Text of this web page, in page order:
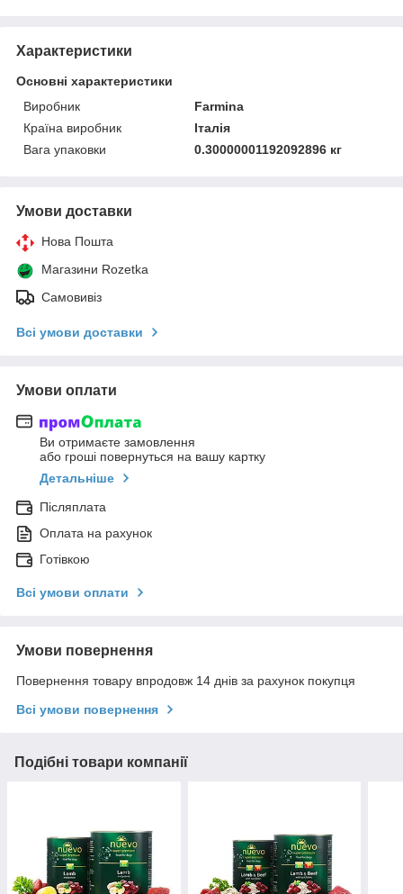
Характеристики
Основні характеристики
Виробник
Farmina
Країна виробник
Італія
Вага упаковки
0.30000001192092896 кг
Умови доставки
Нова Пошта
Магазини Rozetka
Самовивіз
Всі умови доставки
Умови оплати
Ви отримаєте замовлення
або гроші повернуться на вашу картку
Детальніше
Післяплата
Оплата на рахунок
Готівкою
Всі умови оплати
Умови повернення
Повернення товару впродовж 14 днів за рахунок покупця
Всі умови повернення
Подібні товари компанії